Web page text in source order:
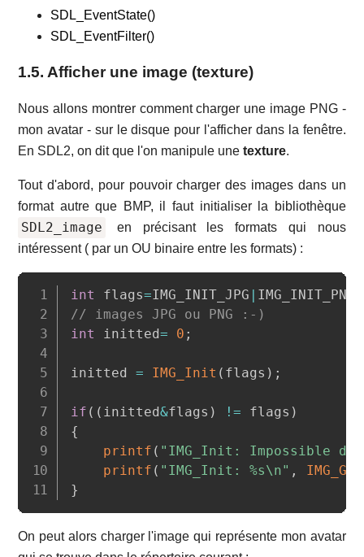
SDL_EventState()
SDL_EventFilter()
1.5. Afficher une image (texture)
Nous allons montrer comment charger une image PNG -
mon avatar - sur le disque pour l'afficher dans la fenêtre.
En SDL2, on dit que l'on manipule unetexture.
Tout d'abord, pour pouvoir charger des images dans un
format autre que BMP, il faut initialiser la bibliothèque
SDL2_image
en précisant les formats qui nous
intéressent ( par un OU binaire entre les formats) :
int flags=IMG_INIT_JPG | IMG_INIT_PNG
// images JPG ou PNG :-)
int
initted= 0 ;
initted = IMG_Init ( flags ) ;
if ( ( initted&flags ) != flags )
{
printf ( "IMG_Init: Impossible
printf ( "IMG_Init: %s\n" ,
}
Copy
On peut alors charger l'image qui représente mon avatar